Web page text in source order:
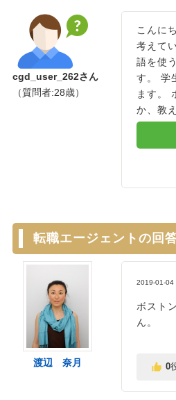
こんに
考えて
語を使
す。 学
ます。
か、教
cgd_user_262さん
（質問者:28歳）
転職エージェントの回
2019-01-04
ボスト
ん。
0
渡辺 奈月